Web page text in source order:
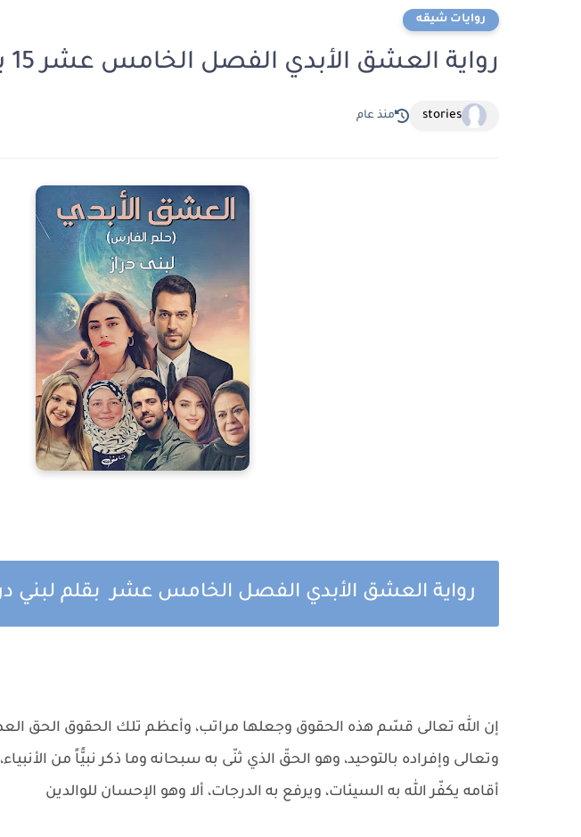
روايات شيقه
رواية العشق الأبدي الفصل الخامس عشر 15 بقلم لبني دراز
stories منذ عام
رواية العشق الأبدي الفصل الخامس عشر بقلم لبني
إن الله تعالى قسّم هذه الحقوق وجعلها مراتب، وأعظم تلك الحقوق الحق
وتعالى وإفراده بالتوحيد، وهو الحقّ الذي ثنّى به سبحانه وما ذكر نبيًّاً من
أقامه يكفّر الله به السيئات، ويرفع به الدرجات، ألا وهو الإحسان للوالدين